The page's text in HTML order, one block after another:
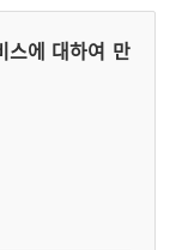
스에 대하여 만